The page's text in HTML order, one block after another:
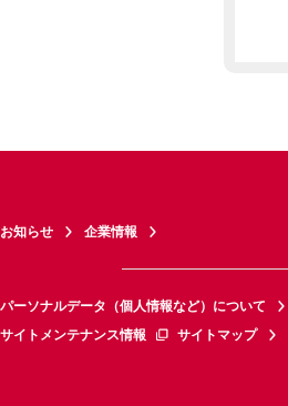
お知らせ 企業情報
パーソナルデータ（個人情報など）について
サイトメンテナンス情報
サイトマップ